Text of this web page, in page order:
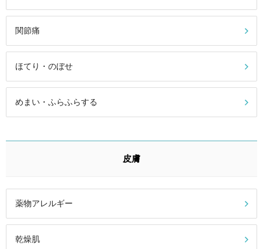
関節痛
ほてり・のぼせ
めまい・ふらふらする
皮膚
薬物アレルギー
乾燥肌